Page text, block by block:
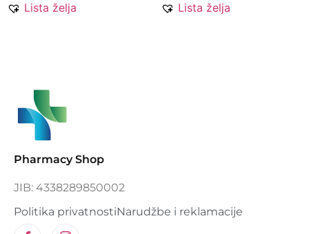
Lista želja
Lista želja
Pharmacy Shop
JIB: 4338289850002
Politika privatnostiNarudžbe i reklamacije